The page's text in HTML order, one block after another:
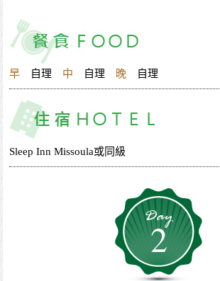
早 自理 中 自理 晚 自理
Sleep Inn Missoula或同級
2